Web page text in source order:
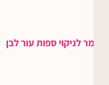
חומר לניקוי ספות עור לבן